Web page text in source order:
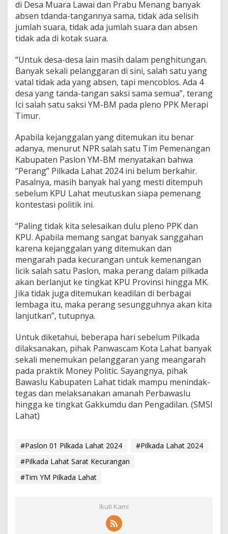
di Desa Muara Lawai dan Prabu Menang banyak
absen tdanda-tangannya sama, tidak ada selisih
jumlah suara, tidak ada jumlah suara dan absen
tidak ada di kotak suara.
“Untuk desa-desa lain masih dalam penghitungan.
Banyak sekali pelanggaran di sini, salah satu yang
vatal tidak ada yang absen, tapi mencoblos. Ada 4
desa yang tanda-tangan saksi sama semua”, terang
Ici salah satu saksi YM-BM pada pleno PPK Merapi
Timur.
Apabila kejanggalan yang ditemukan itu benar
adanya, menurut NPR salah satu Tim Pemenangan
Kabupaten Paslon YM-BM menyatakan bahwa
“Perang” Pilkada Lahat 2024 ini belum berkahir.
Pasalnya, masih banyak hal yang mesti ditempuh
sebelum KPU Lahat meutuskan siapa pemenang
kontestasi politik ini.
“Paling tidak kita selesaikan dulu pleno PPK dan
KPU. Apabila memang sangat banyak sanggahan
karena kejanggalan yang ditemukan dan
mengarah pada kecurangan untuk kemenangan
licik salah satu Paslon, maka perang dalam pilkada
akan berlanjut ke tingkat KPU Provinsi hingga MK.
Jika tidak juga ditemukan keadilan di berbagai
lembaga itu, maka perang sesungguhnya akan kita
lanjutkan”, tutupnya.
Untuk diketahui, beberapa hari sebelum Pilkada
dilaksanakan, pihak Panwascam Kota Lahat banyak
sekali menemukan pelanggaran yang meangarah
pada praktik Money Politic. Sayangnya, pihak
Bawaslu Kabupaten Lahat tidak mampu menindak-
tegas dan melaksanakan amanah Perbawaslu
hingga ke tingkat Gakkumdu dan Pengadilan. (SMSI
Lahat)
#Paslon 01 Pilkada Lahat 2024
#Pilkada Lahat 2024
#Pilkada Lahat Sarat Kecurangan
#Tim YM Pilkada Lahat
Ikuti Kami